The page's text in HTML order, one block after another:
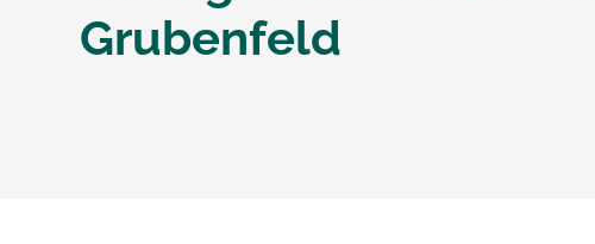
Grubenfeld